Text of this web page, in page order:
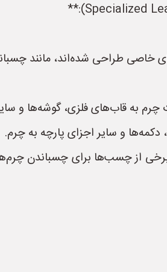
طراحی شده‌اند، مانند
به قاب‌های فلزی، گوشه‌ها و
و سایر اجزای پارچه به چرم.
از چسب‌ها برای چسباندن